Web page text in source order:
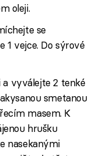
oleji.
se
1 vejce. Do sýrové
a vyválejte 2 tenké
smetanou
masem. K
hrušku
nasekanými